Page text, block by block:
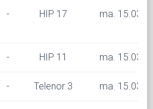
- HIP 17 ma. 15.03
- HIP 11 ma. 15.03
- Telenor 3 ma. 15.03